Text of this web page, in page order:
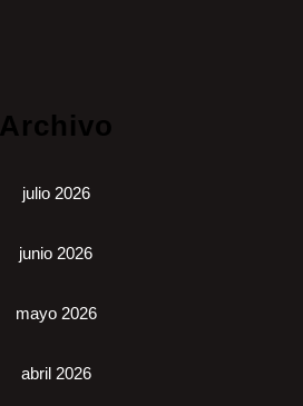
Archivo
julio 2026
junio 2026
mayo 2026
abril 2026